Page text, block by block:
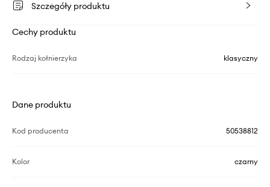
Szczegóły produktu
Cechy produktu
Rodzaj kołnierzyka klasyczny
Dane produktu
Kod producenta 50538812
Kolor czarny